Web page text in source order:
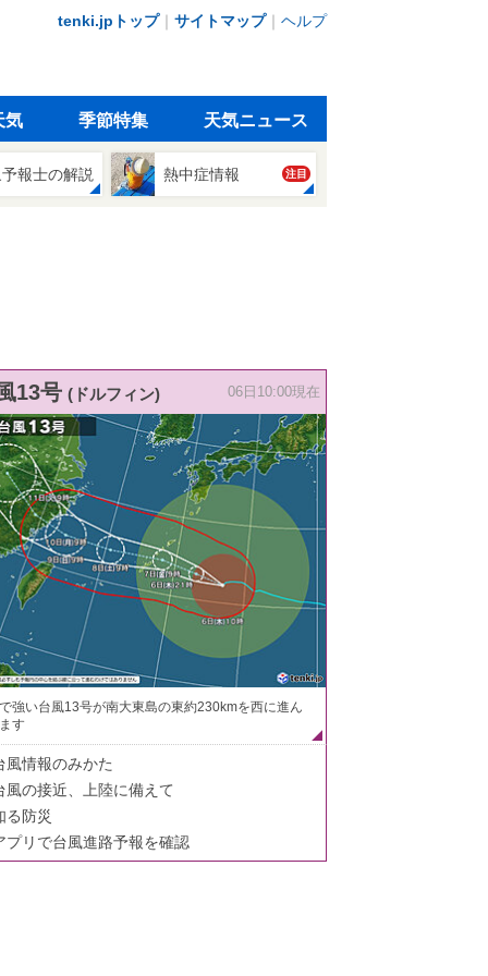
tenki.jpトップ｜ サイトマップ｜ ヘルプ
気 季節特集 天気ニュース
報士の解説 熱中症情報 注目
13号 (ドルフィン) 06日10:00現在
強い台風13号が南大東島の東約230kmを西に進ん
す
風情報のみかた
風の接近、上陸に備えて
る防災
プリで台風進路予報を確認